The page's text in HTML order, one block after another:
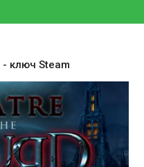
- ключ Steam